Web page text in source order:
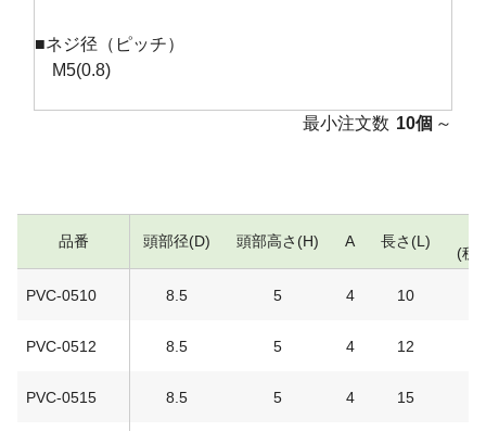
■ネジ径（ピッチ）
M5(0.8)
最小注文数 10個 ～
品番 頭部径(D) 頭部高さ(H) A 長さ(L)
(税
PVC-0510 8.5 5 4 10
PVC-0512 8.5 5 4 12
PVC-0515 8.5 5 4 15